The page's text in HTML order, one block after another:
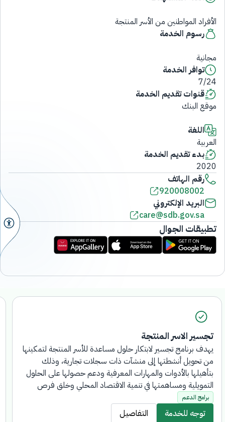
الأفراد المواطنين من الأسر المنتجة
رسوم الخدمة
مجانية
توافر الخدمة
7/24
قنوات تقديم الخدمة
موقع البنك
اللغة
العربية
بدء تقديم الخدمة
2020
رقم الهاتف
920008002
البريد الإلكتروني
care@sdb.gov.sa
تطبيقات الجوال
تجسير الاسر المنتجة
يهدف برنامج تجسير لابتكار حلول مساعدة للأسر المنتجة لتمكينها
من تحويل أنشطتها إلى منشآت ذات سجلات تجارية، وذلك
بتأهيلها بالأدوات والمهارات المعرفية ودعم حصولها على الحلول
التمويلية ومساهمتها في تنمية الاقتصاد المحلي وخلق فرص
تسويقية واستثمارية للمشاريع المميزة منها محليًا ودوليًا
برامج الدعم
توجه للخدمة التفاصيل